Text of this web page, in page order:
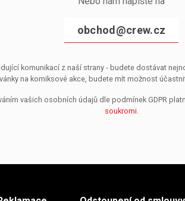
obchod@crew.cz
komunikací z naší strany - budete dostávat
na komiksové akce, budete mít možnost
vašich osobních údajů dle podmínek GDPR
soukromi.